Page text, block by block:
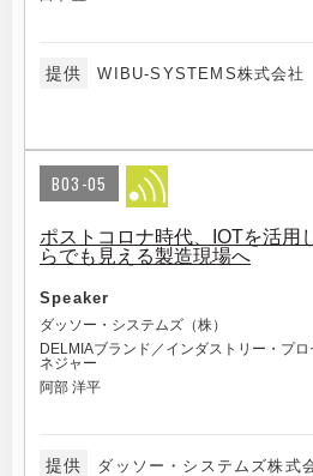
提供 WIBU-SYSTEMS株式会社
B03-05
ポストコロナ時代、IOTを活用
らでも見える製造現場へ
Speaker
ダッソー・システムズ（株）
DELMIAブランド／インダストリー・プ
ネジャー
阿部 洋平
提供 ダッソー・システムズ株式